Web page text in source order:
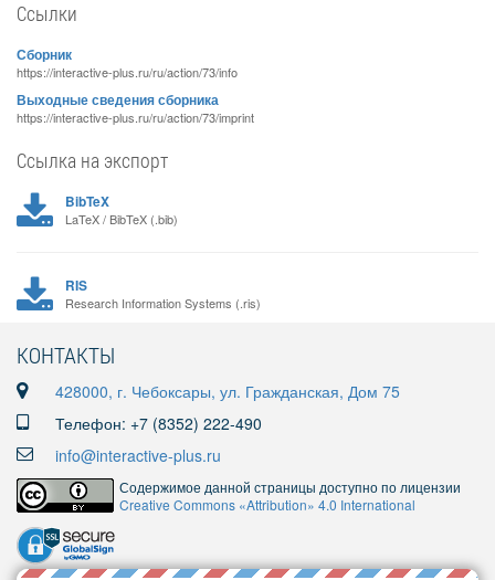
Ссылки
Сборник
https://interactive-plus.ru/ru/action/73/info
Выходные сведения сборника
https://interactive-plus.ru/ru/action/73/imprint
Ссылка на экспорт
BibTeX
LaTeX / BibTeX (.bib)
RIS
Research Information Systems (.ris)
КОНТАКТЫ
428000, г. Чебоксары, ул. Гражданская, Дом 75
Телефон: +7 (8352) 222-490
info@interactive-plus.ru
Содержимое данной страницы доступно по лицензии
Creative Commons «Attribution» 4.0 International